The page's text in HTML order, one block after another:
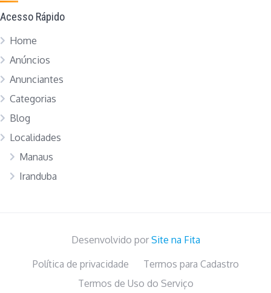
Acesso Rápido
Home
Anúncios
Anunciantes
Categorias
Blog
Localidades
Manaus
Iranduba
Desenvolvido por Site na Fita
Política de privacidade
Termos para Cadastro
Termos de Uso do Serviço